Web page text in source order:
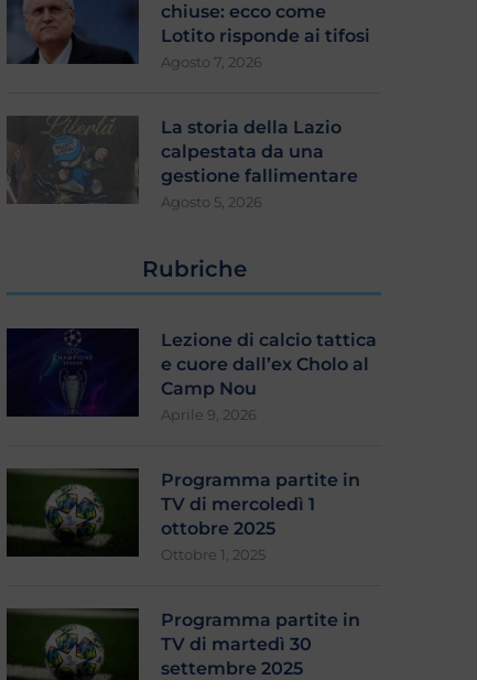
chiuse: ecco come
Lotito risponde ai tifosi
Agosto 7, 2026
La storia della Lazio
calpestata da una
gestione fallimentare
Agosto 5, 2026
Rubriche
Lezione di calcio tattica
e cuore dall’ex Cholo al
Camp Nou
Aprile 9, 2026
Programma partite in
TV di mercoledì 1
ottobre 2025
Ottobre 1, 2025
Programma partite in
TV di martedì 30
settembre 2025